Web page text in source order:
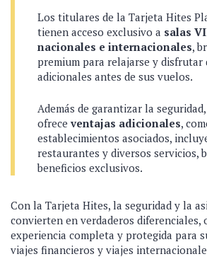
Los titulares de la Tarjeta Hites
tienen acceso exclusivo a salas
nacionales e internacionales,
premium para relajarse y disfrutar
adicionales antes de sus vuelos.
Además de garantizar la
ofrece ventajas adicionales,
establecimientos asociados,
restaurantes y diversos servicios,
beneficios exclusivos.
Con la Tarjeta Hites, la seguridad y la
convierten en verdaderos diferenciales,
experiencia completa y protegida para
viajes financieros y viajes